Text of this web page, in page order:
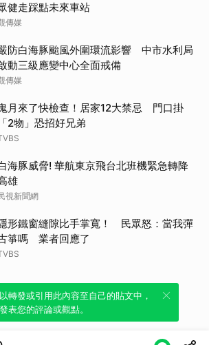
健走踩點未來車站
傳媒
防白海豚颱風外圍環流影響 中市水利局
動三級應變中心全面戒備
傳媒
月來了快檢查！居家12大禁忌 門口掛
「2物」恐招好兄弟
海豚威脅! 華航東京飛台北班機緊急轉降
雄
視新聞網
形鐵窗縫隙比手掌寬！ 民眾怒：當我彈
箏嗎 業者回應了
一鍵引用此內容，透過發布貼
達個人立場。
轉發或引用此內容至自己的貼文中，
表您的評論或觀點。